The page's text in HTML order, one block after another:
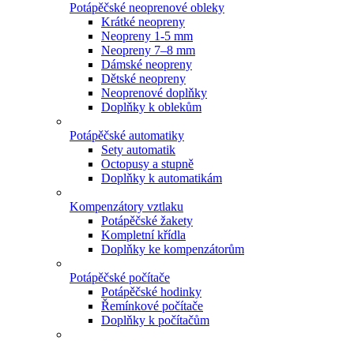
Potápěčské neoprenové obleky
Krátké neopreny
Neopreny 1-5 mm
Neopreny 7–8 mm
Dámské neopreny
Dětské neopreny
Neoprenové doplňky
Doplňky k oblekům
Potápěčské automatiky
Sety automatik
Octopusy a stupně
Doplňky k automatikám
Kompenzátory vztlaku
Potápěčské žakety
Kompletní křídla
Doplňky ke kompenzátorům
Potápěčské počítače
Potápěčské hodinky
Řemínkové počítače
Doplňky k počítačům